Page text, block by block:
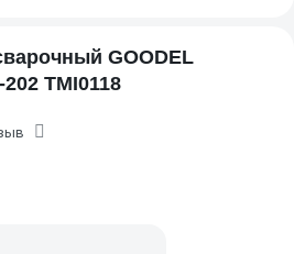
GOODEL
TMI0118